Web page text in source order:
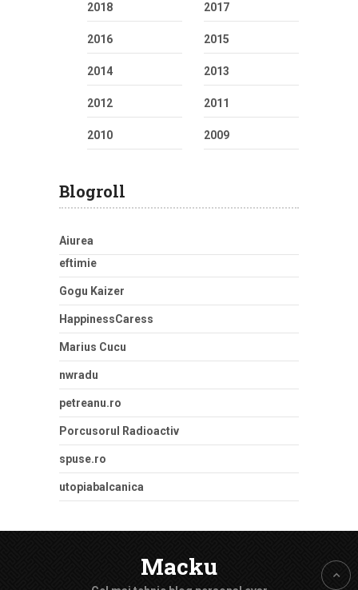
2018 2017
2016 2015
2014 2013
2012 2011
2010 2009
Blogroll
Aiurea
eftimie
Gogu Kaizer
HappinessCaress
Marius Cucu
nwradu
petreanu.ro
Porcusorul Radioactiv
spuse.ro
utopiabalcanica
Macku